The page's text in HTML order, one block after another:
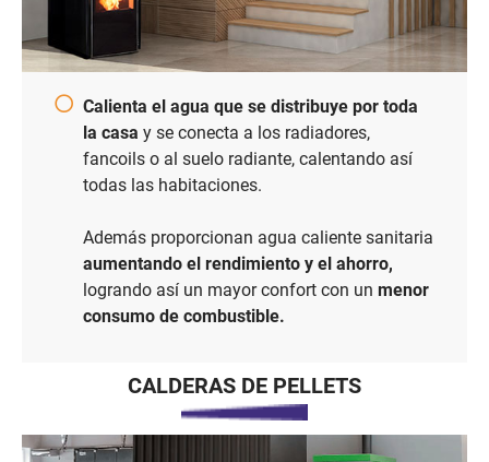
Calienta el agua que se distribuye por toda
la casa y se conecta a los radiadores,
fancoils o al suelo radiante, calentando así
todas las habitaciones.
Además proporcionan agua caliente sanitaria
aumentando el rendimiento y el ahorro,
logrando así un mayor confort con unmenor
consumo de combustible.
CALDERAS DE PELLETS